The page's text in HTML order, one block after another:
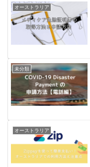
オーストラリア
未分類
オーストラリア